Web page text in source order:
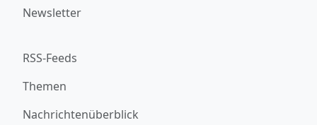
Newsletter
RSS-Feeds
Themen
Nachrichtenüberblick